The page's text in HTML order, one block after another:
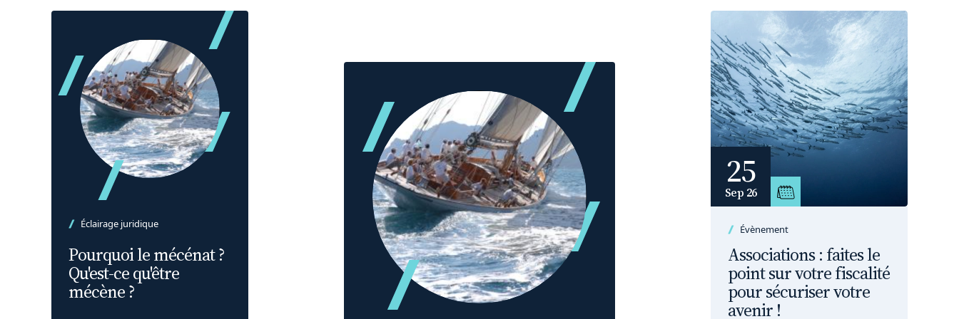
Éclairage juridique
Pourquoi le mécénat ?
Qu'est-ce qu'être
mécène ?
25
Sep 26
Évènement
Associations : faites le
point sur votre fiscalité
pour sécuriser votre
avenir !